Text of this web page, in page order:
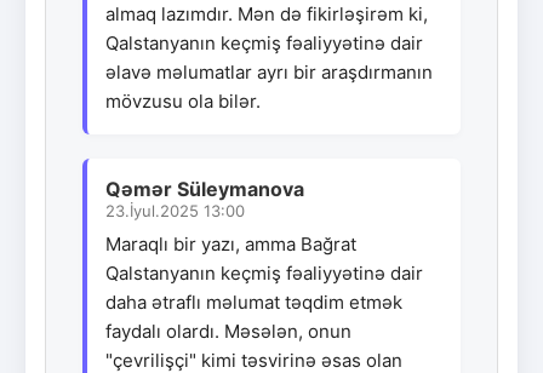
almaq lazımdır. Mən də fikirləşirəm ki,
Qalstanyanın keçmiş fəaliyyətinə dair
əlavə məlumatlar ayrı bir araşdırmanın
mövzusu ola bilər.
Qəmər Süleymanova
23.İyul.2025 13:00
Maraqlı bir yazı, amma Bağrat
Qalstanyanın keçmiş fəaliyyətinə dair
daha ətraflı məlumat təqdim etmək
faydalı olardı. Məsələn, onun
"çevrilişçi" kimi təsvirinə əsas olan